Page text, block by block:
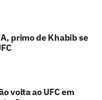
primo de Khabib se
volta ao UFC em